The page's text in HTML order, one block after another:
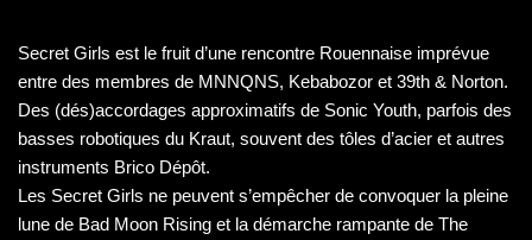
Secret Girls est le fruit d’une rencontre Rouennaise imprévue
entre des membres de MNNQNS, Kebabozor et 39th & Norton.
Des (dés)accordages approximatifs de Sonic Youth, parfois des
basses robotiques du Kraut, souvent des tôles d’acier et autres
instruments Brico Dépôt.
Les Secret Girls ne peuvent s’empêcher de convoquer la pleine
lune de Bad Moon Rising et la démarche rampante de The